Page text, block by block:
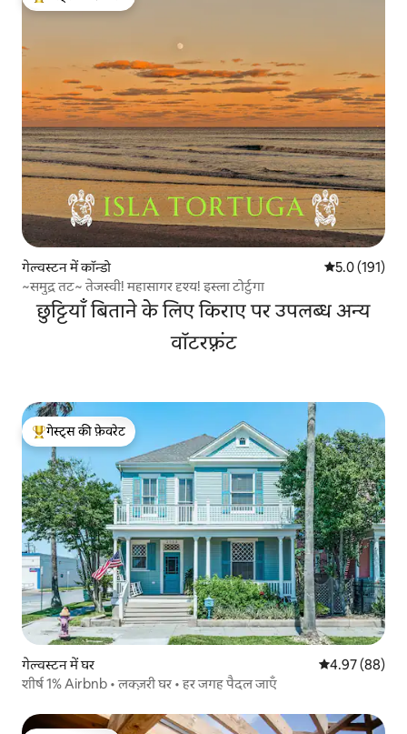
गेस्ट्स का टॉप फ़ेवरेट
गेल्वस्टन में कॉन्डो औसत रेटिंग 5 में
5.0 (191)
~समुद्र तट~ तेजस्वी! महासागर दृश्य! इस्ला टोर्टुगा
छुट्टियाँ बिताने के लिए किराए पर उपलब्ध अन्य
वॉटरफ़्रंट
गेस्ट्स का टॉप फ़ेवरेट
गेस्ट्स की फ़ेवरेट
गेल्वस्टन में घर औसत रेटिंग 5 में
4.97 (88)
शीर्ष 1% Airbnb • लक्ज़री घर • हर जगह पैदल जाएँ